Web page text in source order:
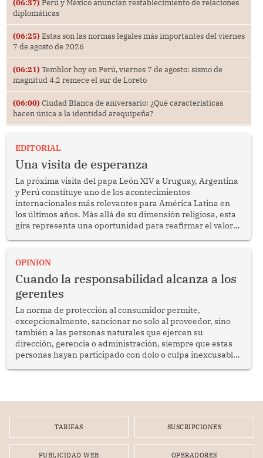
(06:37) Perú y México anuncian restablecimiento de relaciones
diplomáticas
(06:25) Estas son las normas legales más importantes del viernes
7 de agosto de 2026
(06:21) Temblor hoy en Perú, viernes 7 de agosto: sismo de
magnitud 4.2 remece el sur de Loreto
(06:00) Ciudad Blanca de aniversario: ¿Qué características
hacen única a la identidad arequipeña?
EDITORIAL
Una visita de esperanza
La próxima visita del papa León XIV a Uruguay, Argentina
y Perú constituye uno de los acontecimientos
internacionales más relevantes para América Latina en
los últimos años. Más allá de su dimensión religiosa, esta
gira representa una oportunidad para reafirmar el valor
enfrenta desafíos en materia de desarrollo, cohesión
OPINION
Cuando la responsabilidad alcanza a los
gerentes
La norma de protección al consumidor permite,
excepcionalmente, sancionar no solo al proveedor, sino
también a las personas naturales que ejercen su
dirección, gerencia o administración, siempre que estas
personas hayan participado con dolo o culpa inexcusable
por la frustrada realización de un meet and greet con
TARIFAS SUSCRIPCIONES
PUBLICIDAD WEB OPERADORES